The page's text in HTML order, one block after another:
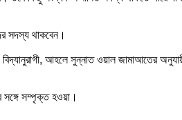
সদস্য থাকবেন।
আহলে সুন্নাত ওয়াল জামাআতের
সম্পৃক্ত হওয়া।